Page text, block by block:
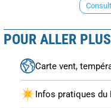
POUR ALLER
Carte vent,
Infos pratiques du